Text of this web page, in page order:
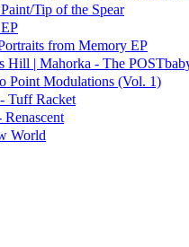
Tip of the Spear
from Memory EP
Hill | Mahorka - The
Point Modulations (Vol. 1)
Tuff Racket
World